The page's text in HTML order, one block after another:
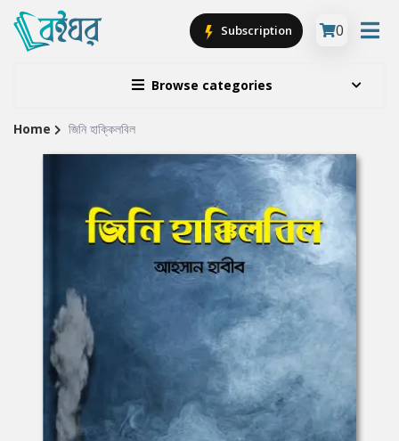
Browse categories
Subscription 0
Site
Home জিনি হাক্কিলবিল